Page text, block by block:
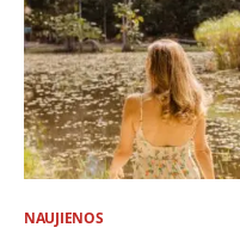
NAUJIENOS